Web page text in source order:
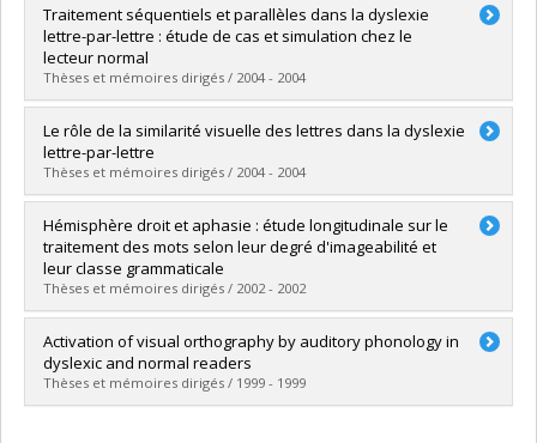
Diplômé(e) :Lecours, Sophie
Cycle :Doctorat
Diplôme obtenu :
Lien vers le document dans Papyrus
Traitement séquentiels et parallèles dans la dyslexie
lettre-par-lettre : étude de cas et simulation chez le
lecteur normal
Thèses et mémoires dirigés / 2004 - 2004
Diplômé(e) :Fiset, Stéphanie
Cycle :Doctorat
Diplôme obtenu :Ph. D.
Lien vers le document dans Papyrus
Le rôle de la similarité visuelle des lettres dans la dyslexie
lettre-par-lettre
Thèses et mémoires dirigés / 2004 - 2004
Diplômé(e) :Fiset, Daniel
Cycle :Doctorat
Diplôme obtenu :Ph. D.
Lien vers le document dans Papyrus
Hémisphère droit et aphasie : étude longitudinale sur le
traitement des mots selon leur degré d'imageabilité et
leur classe grammaticale
Thèses et mémoires dirigés / 2002 - 2002
Diplômé(e) :Ansaldo, Ana Inés
Cycle :Doctorat
Diplôme obtenu :Ph. D.
Lien vers le document dans Papyrus
Activation of visual orthography by auditory phonology in
dyslexic and normal readers
Thèses et mémoires dirigés / 1999 - 1999